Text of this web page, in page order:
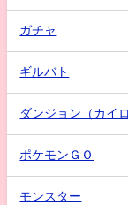
ガチャ
ギルバト
ダンジョン（カイ
ポケモンＧＯ
モンスター